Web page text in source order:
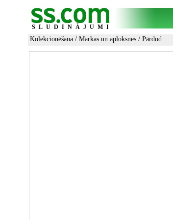
SLUDINĀJUMI
Kolekcionēšana / Markas un aploksnes / Pārdod